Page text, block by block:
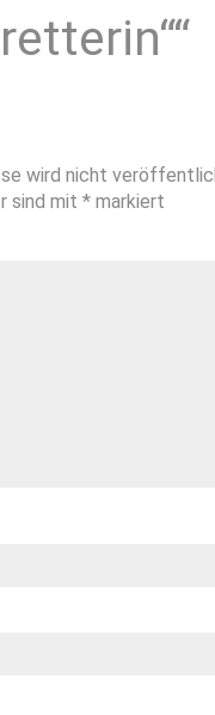
wird nicht
sind mit * markiert